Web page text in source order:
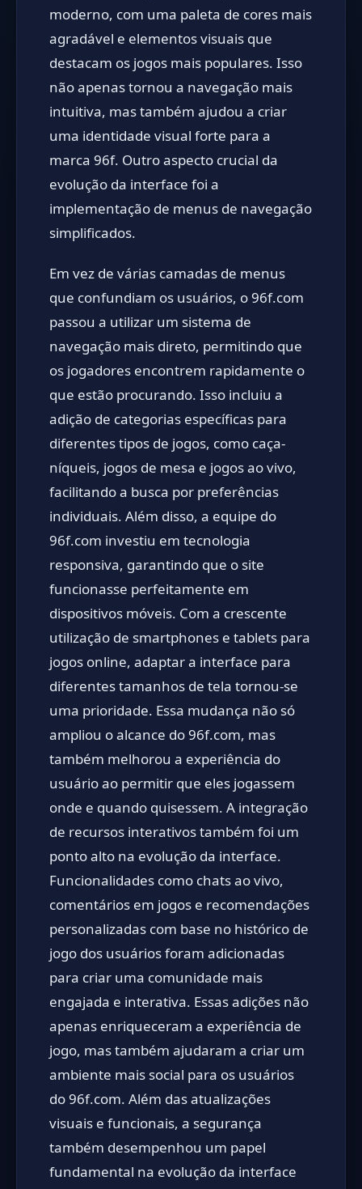
moderno, com uma paleta de cores mais
agradável e elementos visuais que
destacam os jogos mais populares. Isso
não apenas tornou a navegação mais
intuitiva, mas também ajudou a criar
uma identidade visual forte para a
marca 96f. Outro aspecto crucial da
evolução da interface foi a
implementação de menus de navegação
simplificados.
Em vez de várias camadas de menus
que confundiam os usuários, o 96f.com
passou a utilizar um sistema de
navegação mais direto, permitindo que
os jogadores encontrem rapidamente o
que estão procurando. Isso incluiu a
adição de categorias específicas para
diferentes tipos de jogos, como caça-
níqueis, jogos de mesa e jogos ao vivo,
facilitando a busca por preferências
individuais. Além disso, a equipe do
96f.com investiu em tecnologia
responsiva, garantindo que o site
funcionasse perfeitamente em
dispositivos móveis. Com a crescente
utilização de smartphones e tablets para
jogos online, adaptar a interface para
diferentes tamanhos de tela tornou-se
uma prioridade. Essa mudança não só
ampliou o alcance do 96f.com, mas
também melhorou a experiência do
usuário ao permitir que eles jogassem
onde e quando quisessem. A integração
de recursos interativos também foi um
ponto alto na evolução da interface.
Funcionalidades como chats ao vivo,
comentários em jogos e recomendações
personalizadas com base no histórico de
jogo dos usuários foram adicionadas
para criar uma comunidade mais
engajada e interativa. Essas adições não
apenas enriqueceram a experiência de
jogo, mas também ajudaram a criar um
ambiente mais social para os usuários
do 96f.com. Além das atualizações
visuais e funcionais, a segurança
também desempenhou um papel
fundamental na evolução da interface